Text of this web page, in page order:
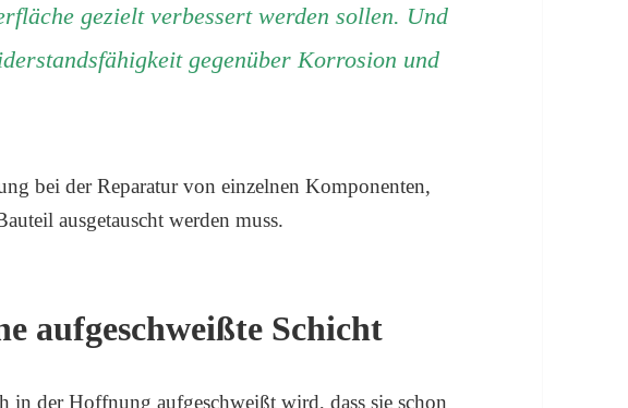
gezielt verbessert werden sollen. Und
gegenüber Korrosion und
bei der Reparatur von einzelnen Komponenten,
ausgetauscht werden muss.
aufgeschweißte Schicht
in der Hoffnung aufgeschweißt wird, dass sie schon